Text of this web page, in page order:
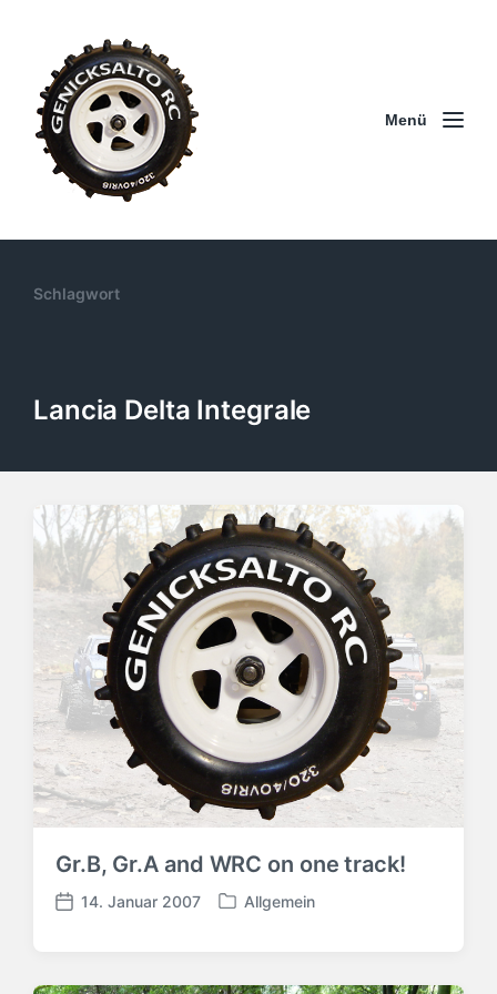
Menü
Schlagwort
Lancia Delta Integrale
Gr.B, Gr.A and WRC on one track!
V
ö
14. Januar 2007
V
ö
Allgemein